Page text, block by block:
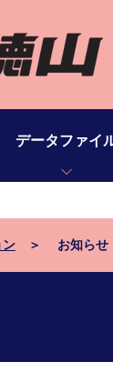
データファイ
ボートデータ
ン お知らせ